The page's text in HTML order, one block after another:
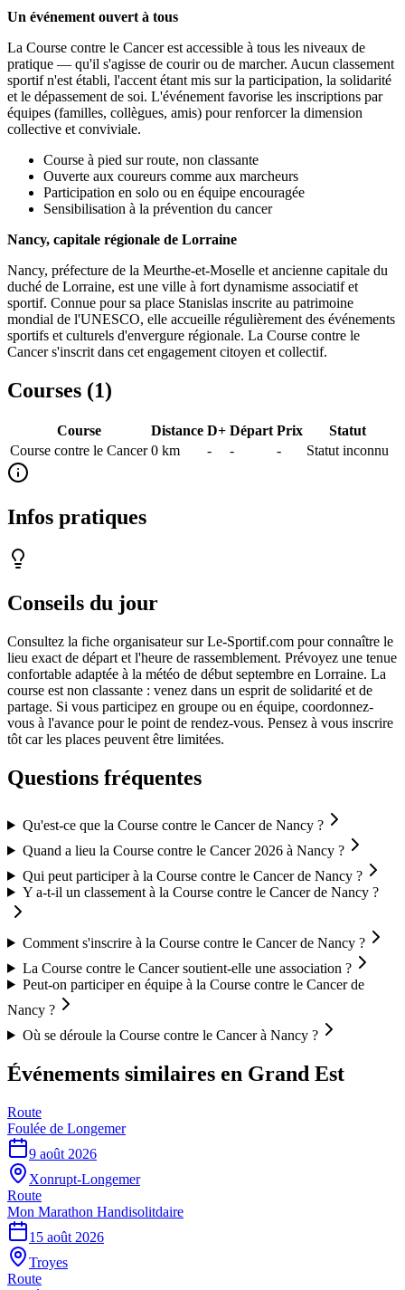
Un événement ouvert à tous
La Course contre le Cancer est accessible à tous les niveaux de
pratique — qu'il s'agisse de courir ou de marcher. Aucun classement
sportif n'est établi, l'accent étant mis sur la participation, la solidarité
et le dépassement de soi. L'événement favorise les inscriptions par
équipes (familles, collègues, amis) pour renforcer la dimension
collective et conviviale.
Course à pied sur route, non classante
Ouverte aux coureurs comme aux marcheurs
Participation en solo ou en équipe encouragée
Sensibilisation à la prévention du cancer
Nancy, capitale régionale de Lorraine
Nancy, préfecture de la Meurthe-et-Moselle et ancienne capitale du
duché de Lorraine, est une ville à fort dynamisme associatif et
sportif. Connue pour sa place Stanislas inscrite au patrimoine
mondial de l'UNESCO, elle accueille régulièrement des événements
sportifs et culturels d'envergure régionale. La Course contre le
Cancer s'inscrit dans cet engagement citoyen et collectif.
Courses (1)
Course Distance D+ Départ Prix
Statut
Course contre le Cancer 0 km - - - Statut inconnu
Infos pratiques
Conseils du jour
Consultez la fiche organisateur sur Le-Sportif.com pour connaître le
lieu exact de départ et l'heure de rassemblement. Prévoyez une tenue
confortable adaptée à la météo de début septembre en Lorraine. La
course est non classante : venez dans un esprit de solidarité et de
partage. Si vous participez en groupe ou en équipe, coordonnez-
vous à l'avance pour le point de rendez-vous. Pensez à vous inscrire
tôt car les places peuvent être limitées.
Questions fréquentes
Qu'est-ce que la Course contre le Cancer de Nancy ?
Quand a lieu la Course contre le Cancer 2026 à Nancy ?
Qui peut participer à la Course contre le Cancer de Nancy ?
Y a-t-il un classement à la Course contre le Cancer de Nancy ?
Comment s'inscrire à la Course contre le Cancer de Nancy ?
La Course contre le Cancer soutient-elle une association ?
Peut-on participer en équipe à la Course contre le Cancer de
Nancy ?
Où se déroule la Course contre le Cancer à Nancy ?
Événements similaires en Grand Est
Route
Foulée de Longemer
9 août 2026
Xonrupt-Longemer
Route
Mon Marathon Handisolitdaire
15 août 2026
Troyes
Route